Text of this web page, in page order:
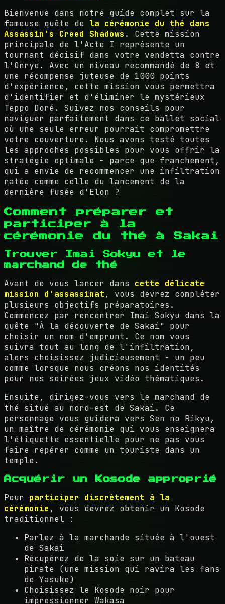
Bienvenue dans notre guide complet sur la
fameuse quête de la cérémonie du thé dans
Assassin's Creed Shadows . Cette mission
principale de l'Acte I représente un
tournant décisif dans votre vendetta contre
l'Onryo. Avec un niveau recommandé de 8 et
une récompense juteuse de 1000 points
d'expérience, cette mission vous permettra
d'identifier et d'éliminer le mystérieux
Teppo Doré. Suivez nos conseils pour
naviguer parfaitement dans ce ballet social
où une seule erreur pourrait compromettre
votre couverture. Nous avons testé toutes
les approches possibles pour vous offrir la
stratégie optimale - parce que franchement,
qui a envie de recommencer une infiltration
ratée comme celle du lancement de la
dernière fusée d'Elon ?
Comment préparer et
participer à la
cérémonie du thé à Sakai
Trouver Imai Sokyu et le
marchand de thé
Avant de vous lancer dans cette délicate
mission d'assassinat, vous devrez compléter
plusieurs objectifs préparatoires.
Commencez par rencontrer Imai Sokyu dans la
quête "À la découverte de Sakai" pour
choisir un nom d'emprunt. Ce nom vous
suivra tout au long de l'infiltration,
alors choisissez judicieusement - un peu
comme lorsque nous créons nos identités
pour nos soirées jeux vidéo thématiques.
Ensuite, dirigez-vous vers le marchand de
thé situé au nord-est de Sakai. Ce
personnage vous guidera vers Sen no Rikyu,
un maître de cérémonie qui vous enseignera
l'étiquette essentielle pour ne pas vous
faire repérer comme un touriste dans un
temple.
Acquérir un Kosode approprié
Pour participer discrètement à la
cérémonie , vous devrez obtenir un Kosode
traditionnel :
Parlez à la marchande située à l'ouest
de Sakai
Récupérez de la soie sur un bateau
pirate (une mission qui ravira les fans
de Yasuke)
Choisissez le Kosode noir pour
impressionner Wakasa